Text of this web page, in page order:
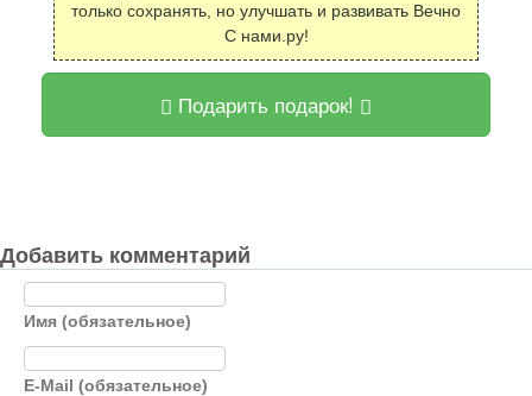
только сохранять, но улучшать и развивать Вечно
С нами.ру!
Подарить подарок!
Добавить комментарий
Имя (обязательное)
E-Mail (обязательное)